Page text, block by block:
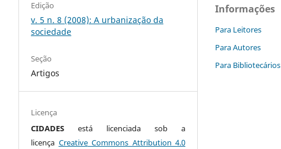
Edição
v. 5 n. 8 (2008): A urbanização da
sociedade
Seção
Artigos
Licença
CIDADES está licenciada sob a
licença Creative Commons Attribution 4.0
Informações
Para Leitores
Para Autores
Para Bibliotecários